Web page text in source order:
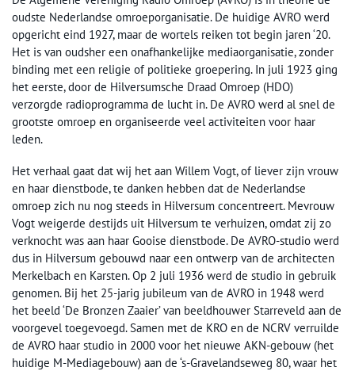
oudste Nederlandse omroeporganisatie. De huidige AVRO werd
opgericht eind 1927, maar de wortels reiken tot begin jaren ‘20.
Het is van oudsher een onafhankelijke mediaorganisatie, zonder
binding met een religie of politieke groepering. In juli 1923 ging
het eerste, door de Hilversumsche Draad Omroep (HDO)
verzorgde radioprogramma de lucht in. De AVRO werd al snel de
grootste omroep en organiseerde veel activiteiten voor haar
leden.
Het verhaal gaat dat wij het aan Willem Vogt, of liever zijn vrouw
en haar dienstbode, te danken hebben dat de Nederlandse
omroep zich nu nog steeds in Hilversum concentreert. Mevrouw
Vogt weigerde destijds uit Hilversum te verhuizen, omdat zij zo
verknocht was aan haar Gooise dienstbode. De AVRO-studio werd
dus in Hilversum gebouwd naar een ontwerp van de architecten
Merkelbach en Karsten. Op 2 juli 1936 werd de studio in gebruik
genomen. Bij het 25-jarig jubileum van de AVRO in 1948 werd
het beeld ‘De Bronzen Zaaier’ van beeldhouwer Starreveld aan de
voorgevel toegevoegd. Samen met de KRO en de NCRV verruilde
de AVRO haar studio in 2000 voor het nieuwe AKN-gebouw (het
huidige M-Mediagebouw) aan de ‘s-Gravelandseweg 80, waar het